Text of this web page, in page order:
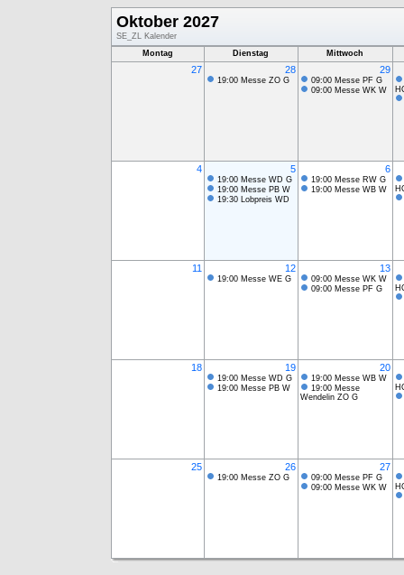
Oktober 2027
SE_ZL Kalender
Montag
Dienstag Mittwoch
27 28
19:00 Messe ZO G
29
09:00 Messe PF G
09:00 Messe WK W
4 5
19:00 Messe WD G
19:00 Messe PB W
19:30 Lobpreis WD
6
19:00 Messe RW G
19:00 Messe WB W
11 12
19:00 Messe WE G
13
09:00 Messe WK W
09:00 Messe PF G
18 19
19:00 Messe WD G
19:00 Messe PB W
20
19:00 Messe WB W
19:00 Messe
Wendelin ZO G
25 26
19:00 Messe ZO G
27
09:00 Messe PF G
09:00 Messe WK W